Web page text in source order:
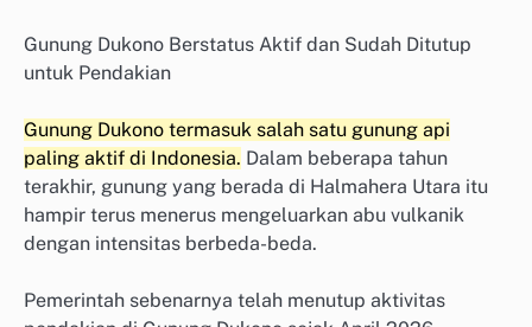
Gunung Dukono Berstatus Aktif dan Sudah Ditutup
untuk Pendakian
Gunung Dukono termasuk salah satu gunung api
paling aktif di Indonesia. Dalam beberapa tahun
terakhir, gunung yang berada di Halmahera Utara itu
hampir terus menerus mengeluarkan abu vulkanik
dengan intensitas berbeda-beda.
Pemerintah sebenarnya telah menutup aktivitas